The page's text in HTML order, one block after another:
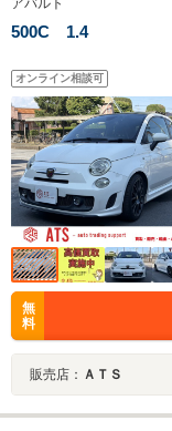
アバルト
500C 1.4
オンライン相談可
無
料
販売店： ＡＴＳ